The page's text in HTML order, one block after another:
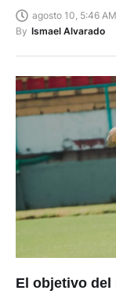
agosto 10, 5:46 AM
By Ismael Alvarado
El objetivo del